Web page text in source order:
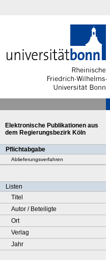
Elektronische Publikationen aus
dem Regierungsbezirk Köln
Pflichtabgabe
Ablieferungsverfahren
Listen
Titel
Autor / Beteiligte
Ort
Verlag
Jahr